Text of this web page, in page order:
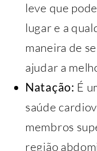
leve que
lugar e a
maneira de
ajudar a
Natação: É
saúde
membros
região